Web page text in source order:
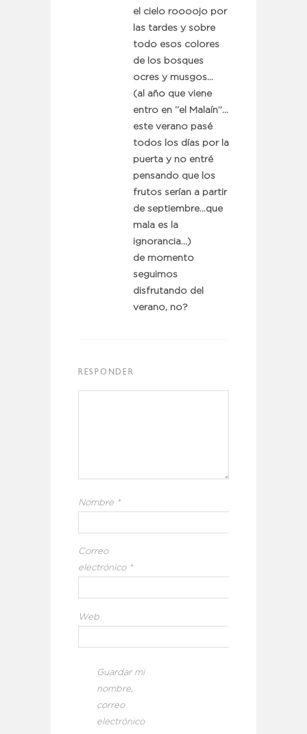
el cielo roooojo por
las tardes y sobre
todo esos colores
de los bosques
ocres y musgos…
(al año que viene
entro en “el Malaín”…
este verano pasé
todos los días por la
puerta y no entré
pensando que los
frutos serían a partir
de septiembre…que
mala es la
ignorancia…)
de momento
seguimos
disfrutando del
verano, no?
RESPONDER
Nombre *
Correo
electrónico *
Web
Guardar mi
nombre,
correo
electrónico